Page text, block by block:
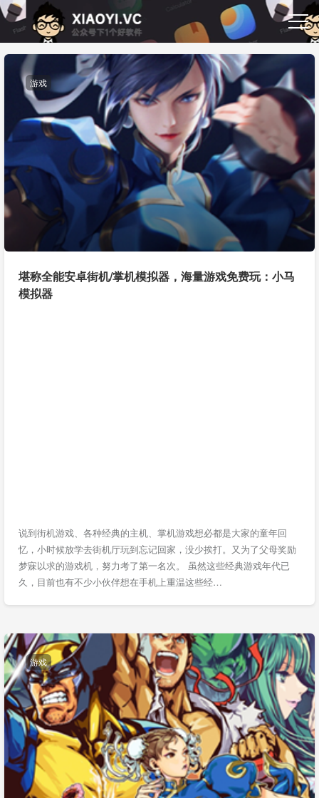
游戏
堪称全能安卓街机/掌机模拟器，海量游戏免费玩：小马
模拟器
说到街机游戏、各种经典的主机、掌机游戏想必都是大家的童年回
忆，小时候放学去街机厅玩到忘记回家，没少挨打。又为了父母奖励
梦寐以求的游戏机，努力考了第一名次。 虽然这些经典游戏年代已
久，目前也有不少小伙伴想在手机上重温这些经…
游戏